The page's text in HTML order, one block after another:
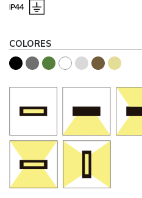
COLORES